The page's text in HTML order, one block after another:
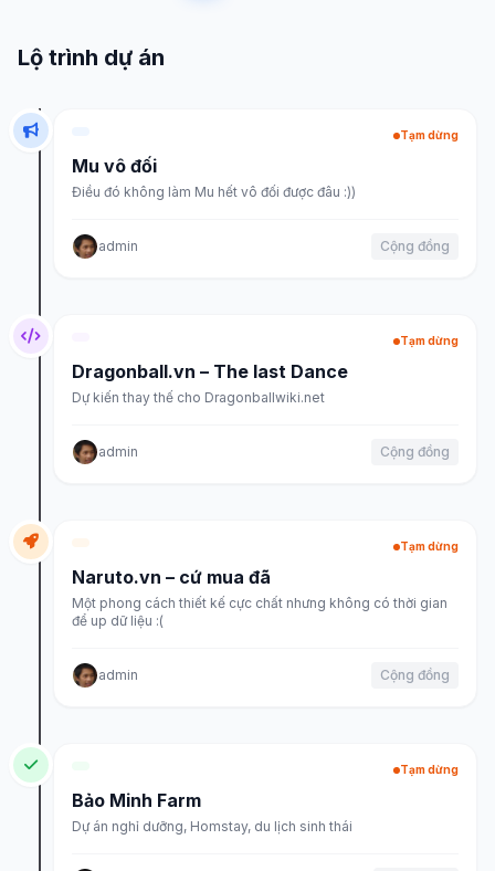
Lộ trình dự án
Tạm dừng
Mu vô đối
Điều đó không làm Mu hết vô đối được đâu :))
admin Cộng đồng
Tạm dừng
Dragonball.vn – The last Dance
Dự kiến thay thế cho Dragonballwiki.net
admin Cộng đồng
Tạm dừng
Naruto.vn – cứ mua đã
Một phong cách thiết kế cực chất nhưng không có thời gian
để up dữ liệu :(
admin Cộng đồng
Tạm dừng
Bảo Minh Farm
Dự án nghỉ dưỡng, Homstay, du lịch sinh thái